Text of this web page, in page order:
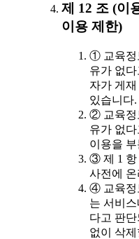
제 12 조 (이
이용 제한)
① 교육정
유가 없
자가 게
있습니다.
② 교육정
유가 없
이용을
③ 제 1 항
사전에
④ 교육정
는 서비
다고 판
없이 삭